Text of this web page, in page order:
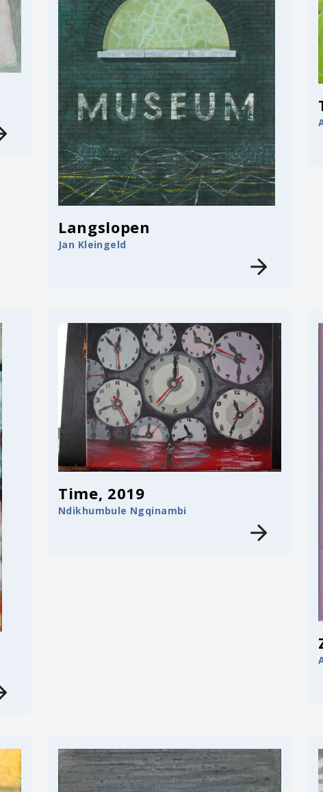
Langslopen
Jan Kleingeld
Time, 2019
Ndikhumbule Ngqinambi